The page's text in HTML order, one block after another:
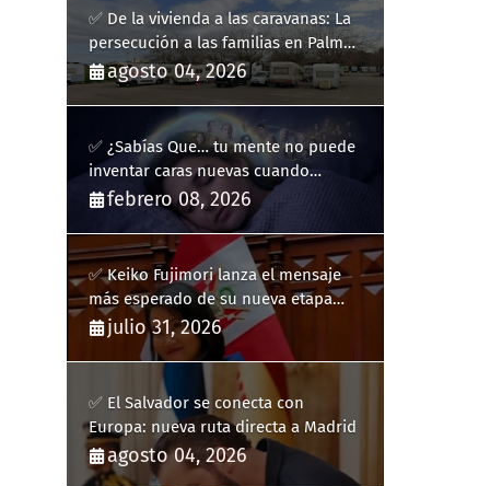
✅ De la vivienda a las caravanas: La
persecución a las familias en Palma
y la complicidad de un fracaso
heredado
agosto 04, 2026
✅ ¿Sabías Que… tu mente no puede
inventar caras nuevas cuando
sueñas?
febrero 08, 2026
✅ Keiko Fujimori lanza el mensaje
más esperado de su nueva etapa
como presidenta de Perú
julio 31, 2026
✅ El Salvador se conecta con
Europa: nueva ruta directa a Madrid
agosto 04, 2026